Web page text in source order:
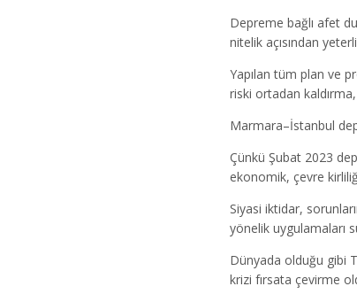
Depreme bağlı afet
nitelik açısından
Yapılan tüm plan ve
riski ortadan
Marmara–İstanbul
Çünkü Şubat 2023
ekonomik, çevre
Siyasi iktidar,
yönelik uygulamaları
Dünyada olduğu gibi
krizi fırsata çevirme